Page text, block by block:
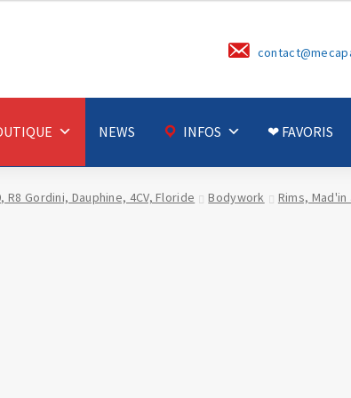
NEWS INFOS ❤ FAVORIS
R8 Gordini, Dauphine, 4CV, Floride Bodywork Rims, Mad'in